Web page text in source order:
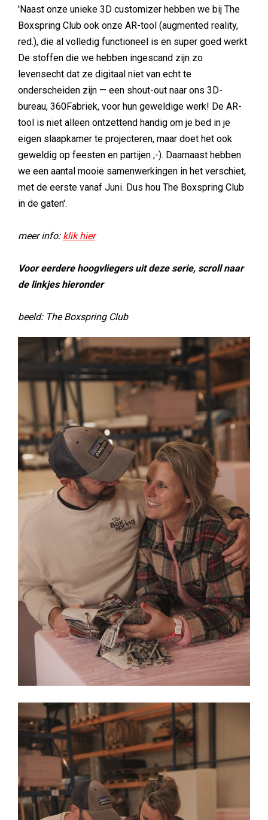
'Naast onze unieke 3D customizer hebben we bij The
Boxspring Club ook onze AR-tool (augmented reality,
red.), die al volledig functioneel is en super goed werkt.
De stoffen die we hebben ingescand zijn zo
levensecht dat ze digitaal niet van echt te
onderscheiden zijn — een shout-out naar ons 3D-
bureau, 360Fabriek, voor hun geweldige werk! De AR-
tool is niet alleen ontzettend handig om je bed in je
eigen slaapkamer te projecteren, maar doet het ook
geweldig op feesten en partijen ;-). Daarnaast hebben
we een aantal mooie samenwerkingen in het verschiet,
met de eerste vanaf Juni. Dus hou The Boxspring Club
in de gaten'.
meer info: klik hier
Voor eerdere hoogvliegers uit deze serie, scroll naar
de linkjes hieronder
beeld: The Boxspring Club